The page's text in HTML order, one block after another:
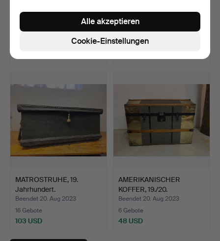
AMERIKANISCHER
Jahrhundert.
Beendet 20. Aug 2023
AMERIKANISCHER
KOFFER, 19./20.
Jahrhundert.
Beendet 20. Aug 2023
4 Gebote
MATROSTRUHE, 19.
Jahrhundert.
Beendet 20. Aug 2023
16 Gebote
103 USD
AMERIKANISCHER
KOFFER, 19./20.
Jahrhundert.
Beendet 20. Aug 2023
6 Gebote
48 USD
Cookie-Einstellungen
Alle akzeptieren